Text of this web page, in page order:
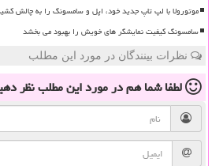
موتورولا با لپ تاپ جدید خود، اپل و سامسونگ را به چالش
سامسونگ کیفیت نمایشگر های خویش را بهبود می بخشد
نظرات بینندگان در مورد این مطلب
لطفا شما همدر مورد این مطلبنظر